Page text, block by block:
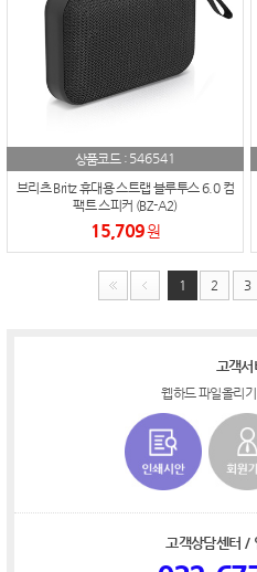
상품코드 : 546541
브리츠 Britz 휴대용 스트랩 블루투스 6.0 컴
팩트 스피커 (BZ-A2)
15,709원
1 2 3
고객서
웹하드 파일올리기
고객상담센터 /